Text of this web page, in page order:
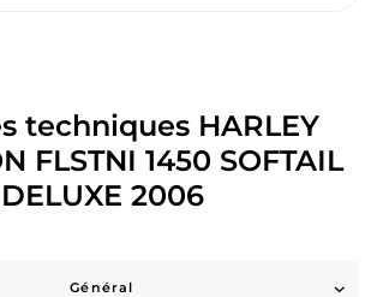
techniques HARLEY
FLSTNI 1450 SOFTAIL
DELUXE 2006
Général